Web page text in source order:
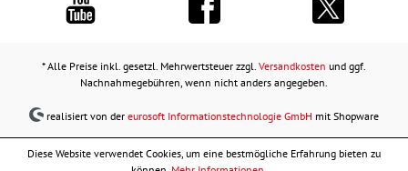
* Alle Preise inkl. gesetzl. Mehrwertsteuer zzgl. Versandkosten und ggf.
Nachnahmegebühren, wenn nicht anders angegeben.
realisiert von dereurosoft Informationstechnologie GmbH mit Shopware
Diese Website verwendet Cookies, um eine bestmögliche Erfahrung bieten zu